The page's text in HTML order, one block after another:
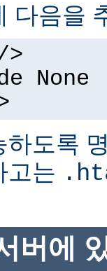
다음을
>
None
하도록
고는
버에